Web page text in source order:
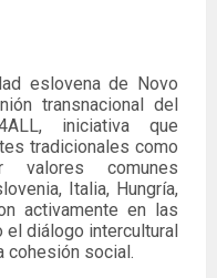
eslovena de Novo
transnacional del
iniciativa que
tradicionales como
valores comunes
Italia, Hungría,
activamente en las
el diálogo intercultural
cohesión social.